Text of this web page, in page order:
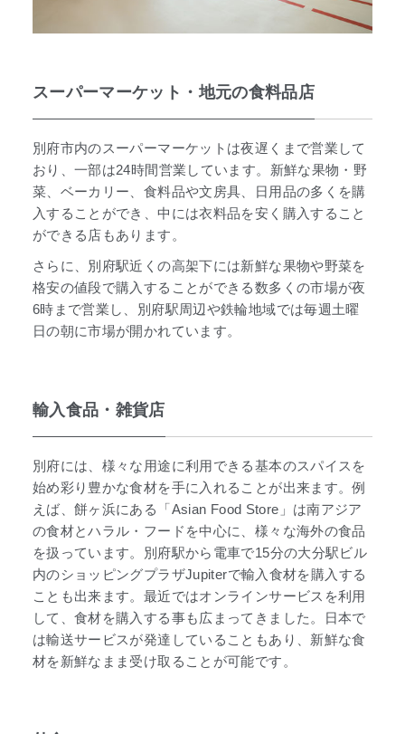
スーパーマーケット・地元の食料品店
別府市内のスーパーマーケットは夜遅くまで営業して
おり、一部は24時間営業しています。新鮮な果物・野
菜、ベーカリー、食料品や文房具、日用品の多くを購
入することができ、中には衣料品を安く購入すること
ができる店もあります。
さらに、別府駅近くの高架下には新鮮な果物や野菜を
格安の値段で購入することができる数多くの市場が夜
6時まで営業し、別府駅周辺や鉄輪地域では毎週土曜
日の朝に市場が開かれています。
輸入食品・雑貨店
別府には、様々な用途に利用できる基本のスパイスを
始め彩り豊かな食材を手に入れることが出来ます。例
えば、餅ヶ浜にある「Asian Food Store」は南アジア
の食材とハラル・フードを中心に、様々な海外の食品
を扱っています。別府駅から電車で15分の大分駅ビル
内のショッピングプラザJupiterで輸入食材を購入する
ことも出来ます。最近ではオンラインサービスを利用
して、食材を購入する事も広まってきました。日本で
は輸送サービスが発達していることもあり、新鮮な食
材を新鮮なまま受け取ることが可能です。